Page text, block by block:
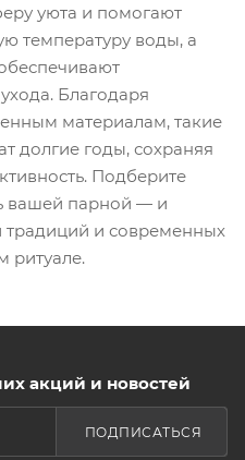
уюта и помогают
температуру воды, а
Благодаря
материалам, такие
долгие годы, сохраняя
Подберите
вашей парной — и
традиций и современных
ритуале.
акций и новостей
ПОДПИСАТЬСЯ